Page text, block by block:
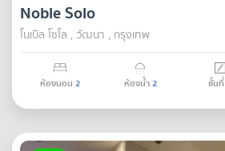
Noble Solo
โนเบิล โซโล , วัฒนา , กรุงเทพ
ห้องนอน 2 ห้องน้ำ2 ชั้นที่